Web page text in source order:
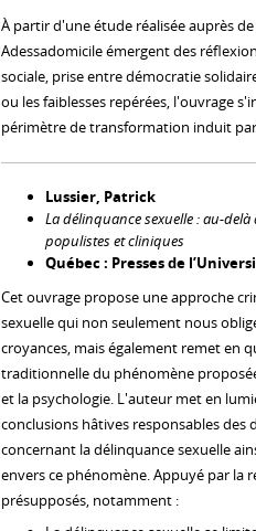
À partir d'une étude réalisée auprès
Adessadomicile émergent des
sociale, prise entre démocratie
ou les faiblesses repérées, l'ouvrage
périmètre de transformation induit
Lussier, Patrick
La délinquance sexuelle : au-
populistes et cliniques
Québec : Presses de
Cet ouvrage propose une approche
sexuelle qui non seulement nous
croyances, mais également remet en
traditionnelle du phénomène
et la psychologie. L'auteur met en
conclusions hâtives responsables des
concernant la délinquance sexuelle
envers ce phénomène. Appuyé par la
présupposés, notamment :